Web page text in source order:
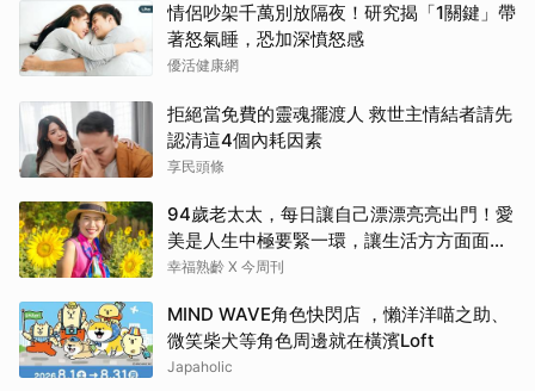
情侶吵架千萬別放隔夜！研究揭「1關鍵」帶
著怒氣睡，恐加深憤怒感
優活健康網
拒絕當免費的靈魂擺渡人 救世主情結者請先
認清這4個內耗因素
享民頭條
94歲老太太，每日讓自己漂漂亮亮出門！愛
美是人生中極要緊一環，讓生活方方面面，
更加豐富有樂趣
幸福熟齡 X 今周刊
MIND WAVE角色快閃店 ，懶洋洋喵之助、
微笑柴犬等角色周邊就在橫濱Loft
Japaholic